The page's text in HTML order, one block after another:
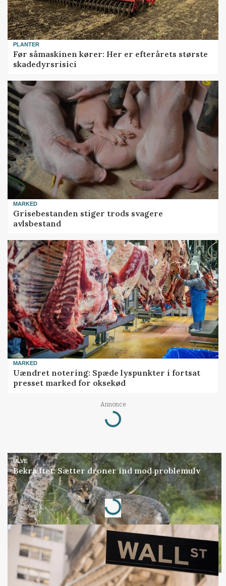
PLANTER
Før såmaskinen kører: Her er efterårets største
skadedyrsrisici
MARKED
Grisebestanden stiger trods svagere
avlsbestand
MARKED
Uændret notering: Spæde lyspunkter i fortsat
presset marked for oksekød
Annonce
Loading...
ULVE
Bekræftet: Sætter droner ind mod problemulv
Annonce
Loading...